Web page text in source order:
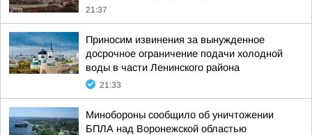
21:37
Приносим извинения за вынужденное
досрочное ограничение подачи холодной
воды в части Ленинского района
21:33
Минобороны сообщило об уничтожении
БПЛА над Воронежской областью